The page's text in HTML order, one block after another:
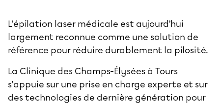
L’épilation laser médicale est aujourd’hui
largement reconnue comme une solution de
référence pour réduire durablement la pilosité.
La Clinique des Champs-Élysées à Tours
s’appuie sur une prise en charge experte et sur
des technologies de dernière génération pour